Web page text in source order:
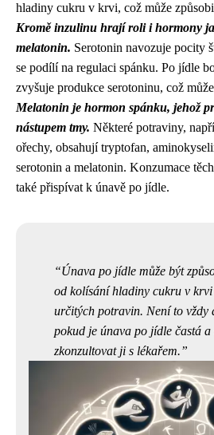
hladiny cukru v krvi, což může
Kromě inzulinu hrají roli i hormony
melatonin. Serotonin navozuje pocity
se podílí na regulaci spánku. Po jídle
zvyšuje produkce serotoninu, což
Melatonin je hormon spánku, jehož
nástupem tmy. Některé potraviny,
ořechy, obsahují tryptofan,
serotonin a melatonin. Konzumace
také přispívat k únavě po jídle.
Únava po jídle může být
od kolísání hladiny cukru v
určitých potravin. Není to vždy
pokud je únava po jídle častá
zkonzultovat ji s lékařem.